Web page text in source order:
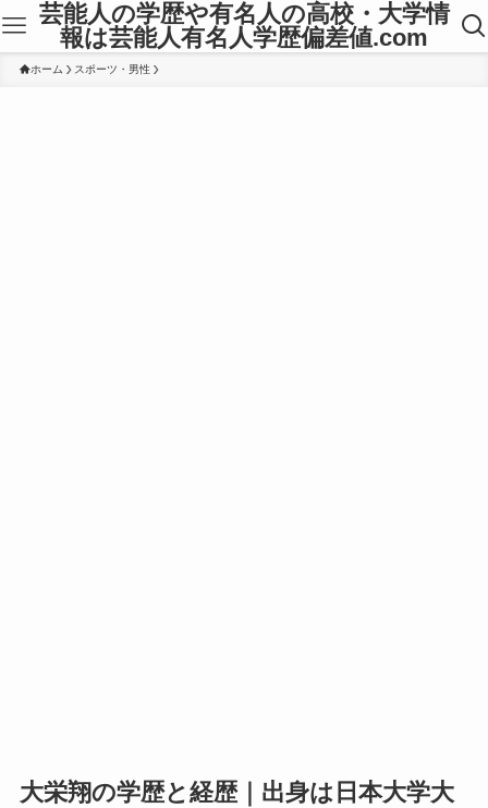
芸能人の学歴や有名人の高校・大学情
報は芸能人有名人学歴偏差値.com
ホーム スポーツ・男性
大栄翔の学歴と経歴｜出身は日本大学大